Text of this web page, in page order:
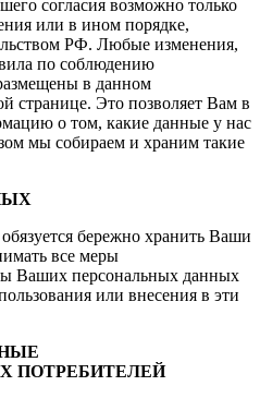
согласия возможно только
или в ином порядке,
РФ. Любые изменения,
по соблюдению
в данном
странице. Это позволяет Вам в
о том, какие данные у нас
мы собираем и храним такие
бережно хранить Ваши
все меры
Ваших персональных данных
или внесения в эти
ПОТРЕБИТЕЛЕЙ